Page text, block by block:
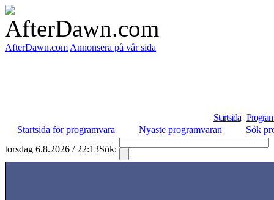
AfterDawn.com Annonsera på vår sida
Startsida
Startsida för programvara
Nyaste programvaran
Sök
torsdag 6.8.2026 / 22:13Sök: